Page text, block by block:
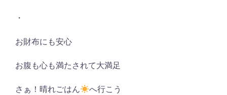
・
お財布にも安心
お腹も心も満たされて大満足
さぁ！晴れごはん へ行こう